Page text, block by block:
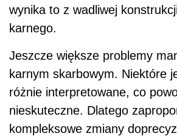
wynika to z wadliwej
karnego.
Jeszcze większe problemy
karnym skarbowym. Niektóre
różnie interpretowane, co
nieskuteczne. Dlatego
kompleksowe zmiany